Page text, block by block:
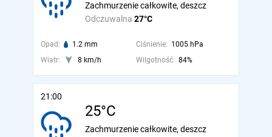
Odczuwalna 27°C
Zachmurzenie całkowite, deszcz
Opad: 1.2 mm Ciśnienie: 1005 hPa
Wiatr:
8 km/h Wilgotność: 84%
21:00
25°C
Zachmurzenie całkowite, deszcz